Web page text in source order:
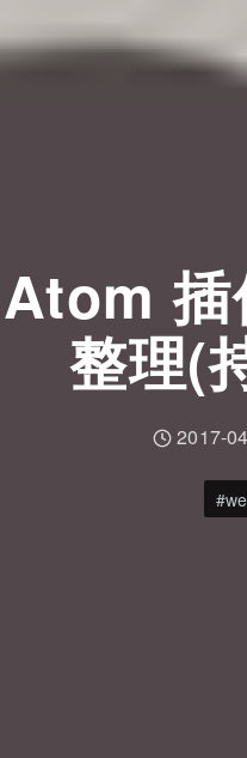
Atom 插
整理(
2017-